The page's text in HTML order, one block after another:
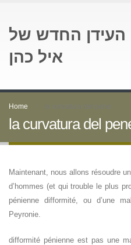
העידן החדש של
איל כהן
Home la curvatura del pene
la curvatura del
Maintenant, nous allons résoudre
d’hommes (et qui trouble le plus
pénienne difformité, ou d’une
Peyronie.
difformité pénienne est pas une